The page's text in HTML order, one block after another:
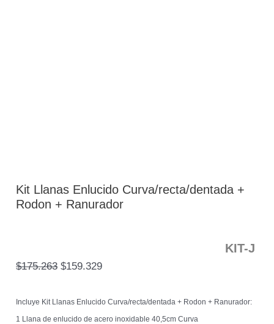
Kit Llanas Enlucido Curva/recta/dentada +
Rodon + Ranurador
KIT-J
$175.263 $159.329
Incluye Kit Llanas Enlucido Curva/recta/dentada + Rodon + Ranurador:
1 Llana de enlucido de acero inoxidable 40,5cm Curva